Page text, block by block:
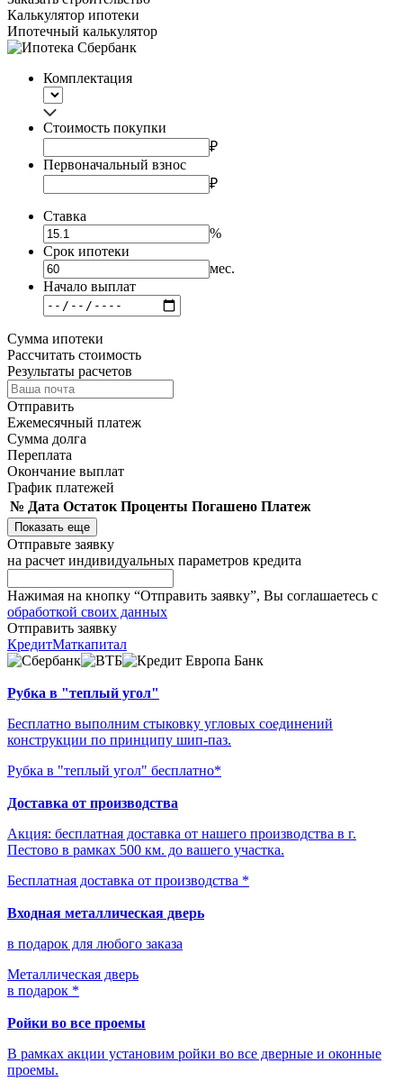
Калькулятор ипотеки
Ипотечный калькулятор
Комплектация
Стоимость покупки
₽
Первоначальный взнос
₽
Ставка
%
Срок ипотеки
мес.
Начало выплат
Сумма ипотеки
Рассчитать cтоимость
Результаты расчетов
Отправить
Ежемесячный платеж
Сумма долга
Переплата
Окончание выплат
График платежей
№ Дата Остаток Проценты Погашено Платеж
Показать еще
Отправьте заявку
на расчет индивидуальных параметров кредита
Нажимая на кнопку “Отправить заявку”, Вы соглашаетесь с
обработкой своих данных
Отправить заявку
КредитМаткапитал
Рубка в "теплый угол"
Бесплатно выполним стыковку угловых соединений
конструкции по принципу шип-паз.
Рубка в "теплый угол" бесплатно*
Доставка от производства
Акция: бесплатная доставка от нашего производства в г.
Пестово в рамках 500 км. до вашего участка.
Бесплатная доставка от производства *
Входная металлическая дверь
в подарок для любого заказа
Металлическая дверь
в подарок *
Ройки во все проемы
В рамках акции установим ройки во все дверные и оконные
проемы.